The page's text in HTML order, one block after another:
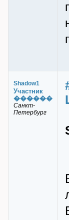
Shadow1
Участник
������
Санкт-
Петербург